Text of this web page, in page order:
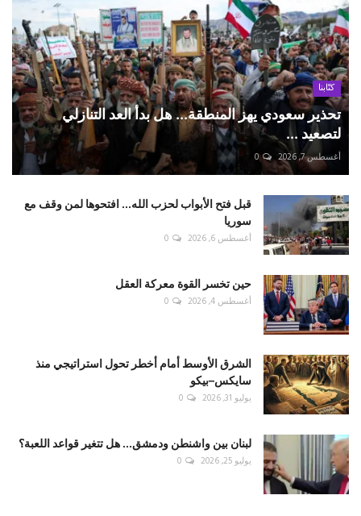
كتّابنا
تحذير سعودي يهز المنطقة... هل بدأ العد التنازلي
لتصعيد ...
أغسطس 7, 2026 0
قبل فتح الأبواب لحزب الله... افتحوها لمن وقف مع
سوريا
أغسطس 6, 2026 0
حين تخسر القوة معركة العقل
أغسطس 4, 2026 0
الشرق الأوسط أمام أخطر تحول استراتيجي منذ
سايكس–بيكو
يوليو 31, 2026 0
لبنان بين واشنطن ودمشق... هل تتغير قواعد اللعبة؟
يوليو 25, 2026 0